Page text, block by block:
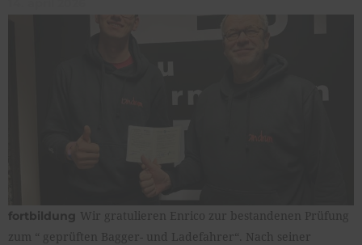
fortbildung Wir gratulieren Enrico zur bestandenen Prüfung
zum “ geprüften Bagger- und Ladefahrer“. Nach seiner